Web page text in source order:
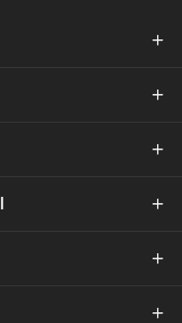





